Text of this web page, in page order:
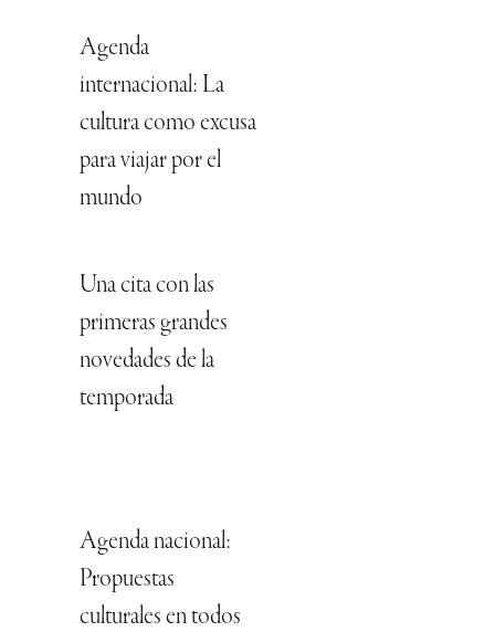
Agenda
internacional: La
cultura como excusa
para viajar por el
mundo
Una cita con las
primeras grandes
novedades de la
temporada
Agenda nacional:
Propuestas
culturales en todos